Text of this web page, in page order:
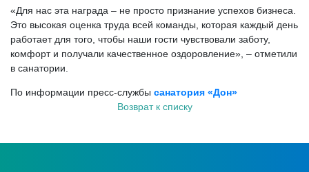
«Для нас эта награда – не просто признание успехов бизнеса.
Это высокая оценка труда всей команды, которая каждый день
работает для того, чтобы наши гости чувствовали заботу,
комфорт и получали качественное оздоровление», – отметили
в санатории.
По информации пресс-службы санатория «Дон»
Возврат к списку